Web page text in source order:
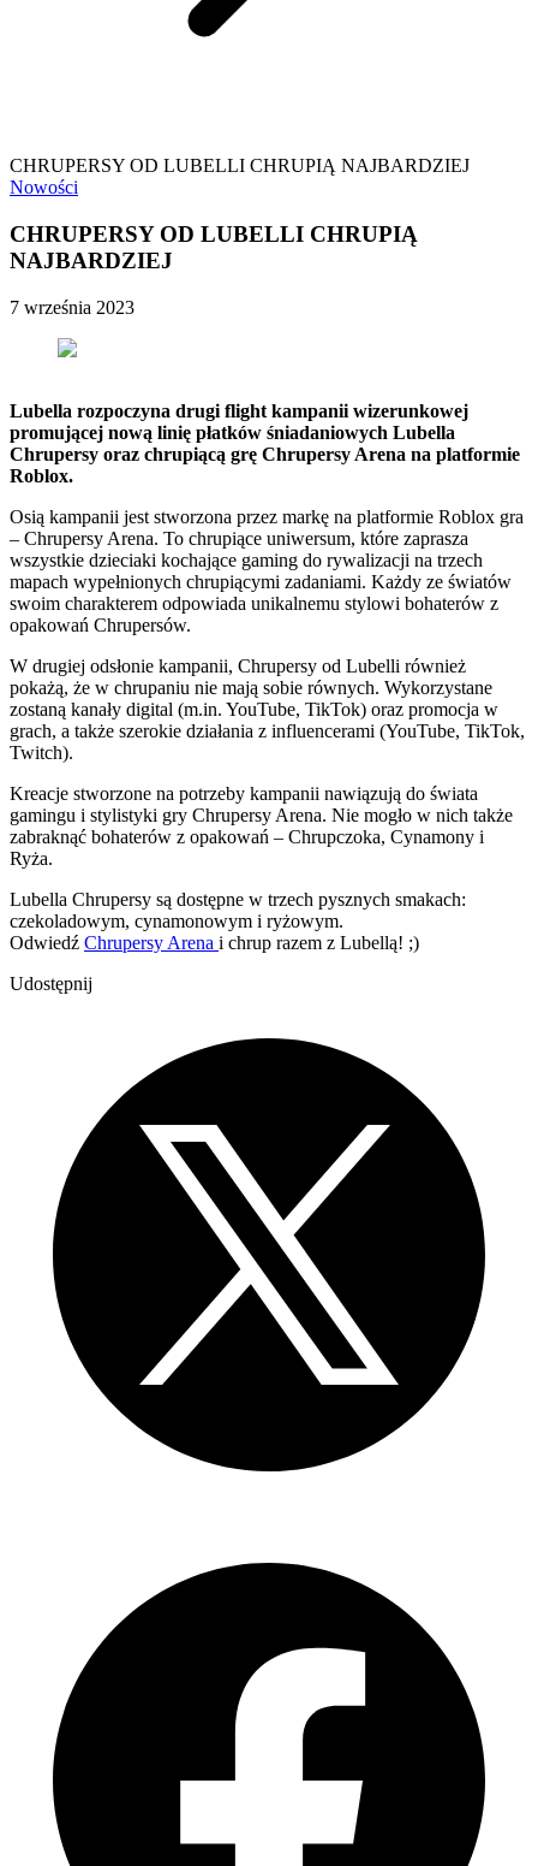
CHRUPERSY OD LUBELLI CHRUPIĄ NAJBARDZIEJ
Nowości
CHRUPERSY OD LUBELLI CHRUPIĄ
NAJBARDZIEJ
7 września 2023
Lubella rozpoczyna drugi flight kampanii wizerunkowej
promującej nową linię płatków śniadaniowych Lubella
Chrupersy oraz chrupiącą grę Chrupersy Arena na platformie
Roblox.
Osią kampanii jest stworzona przez markę na platformie Roblox gra
– Chrupersy Arena. To chrupiące uniwersum, które zaprasza
wszystkie dzieciaki kochające gaming do rywalizacji na trzech
mapach wypełnionych chrupiącymi zadaniami. Każdy ze światów
swoim charakterem odpowiada unikalnemu stylowi bohaterów z
opakowań Chrupersów.
W drugiej odsłonie kampanii, Chrupersy od Lubelli również
pokażą, że w chrupaniu nie mają sobie równych. Wykorzystane
zostaną kanały digital (m.in. YouTube, TikTok) oraz promocja w
grach, a także szerokie działania z influencerami (YouTube, TikTok,
Twitch).
Kreacje stworzone na potrzeby kampanii nawiązują do świata
gamingu i stylistyki gry Chrupersy Arena. Nie mogło w nich także
zabraknąć bohaterów z opakowań – Chrupczoka, Cynamony i
Ryża.
Lubella Chrupersy są dostępne w trzech pysznych smakach:
czekoladowym, cynamonowym i ryżowym.
Odwiedź Chrupersy Arena i chrup razem z Lubellą! ;)
Udostępnij